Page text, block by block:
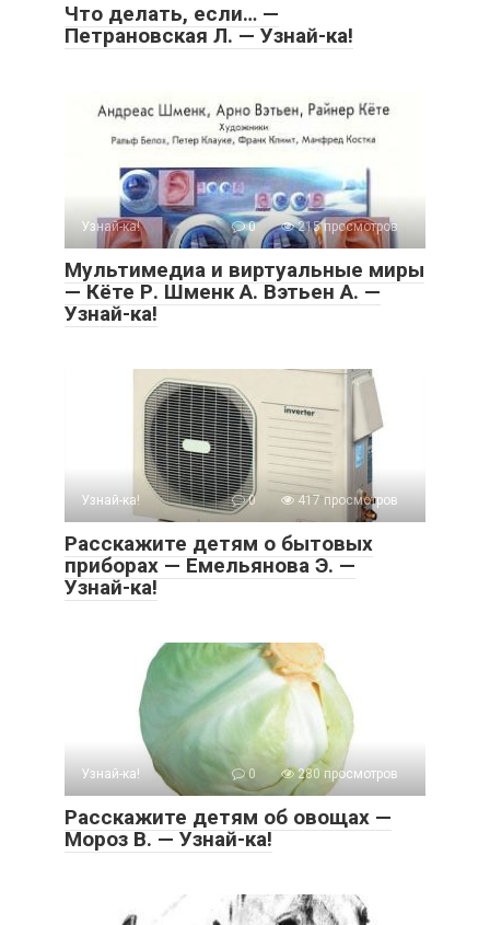
Что делать, если… —
Петрановская Л. — Узнай-ка!
Узнай-ка! 0 215 просмотров
Мультимедиа и виртуальные миры
— Кёте Р. Шменк А. Вэтьен А. —
Узнай-ка!
Узнай-ка! 0 417 просмотров
Расскажите детям о бытовых
приборах — Емельянова Э. —
Узнай-ка!
Узнай-ка! 0 280 просмотров
Расскажите детям об овощах —
Мороз В. — Узнай-ка!